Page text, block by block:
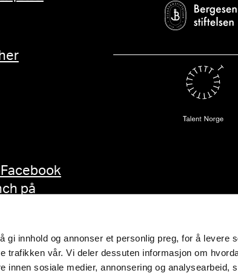
gi innhold og annonser et personlig preg, for å levere
trafikken vår. Vi deler dessuten informasjon om
innen sosiale medier, annonsering og analysearbeid,
på